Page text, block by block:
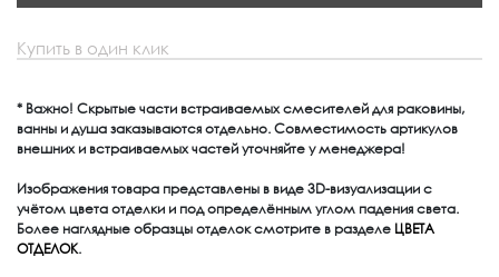
Купить в один клик
* Важно! Скрытые части встраиваемых смесителей для раковины,
ванны и душа заказываются отдельно. Совместимость артикулов
внешних и встраиваемых частей уточняйте у менеджера!
Изображения товара представлены в виде 3D-визуализации с
учётом цвета отделки и под определённым углом падения света.
Более наглядные образцы отделок смотрите в разделе ЦВЕТА
ОТДЕЛОК.